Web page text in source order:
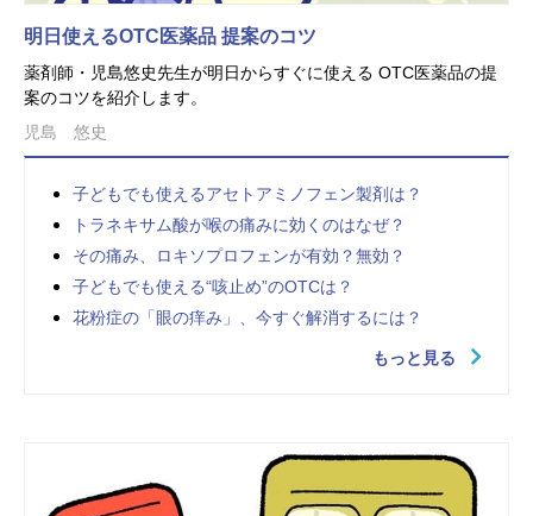
明日使えるOTC医薬品 提案のコツ
薬剤師・児島悠史先生が明日からすぐに使える OTC医薬品の提
案のコツを紹介します。
児島 悠史
子どもでも使えるアセトアミノフェン製剤は？
トラネキサム酸が喉の痛みに効くのはなぜ？
その痛み、ロキソプロフェンが有効？無効？
子どもでも使える“咳止め”のOTCは？
花粉症の「眼の痒み」、今すぐ解消するには？
もっと見る